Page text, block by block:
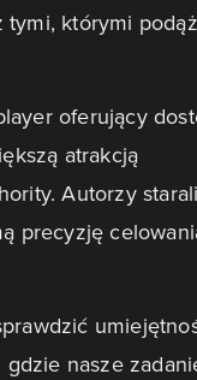
którymi
oferujący
atrakcją
Autorzy
precyzję
nasze